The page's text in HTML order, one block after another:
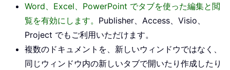
Word、Excel、PowerPoint でタブを使った編集と閲
覧を有効にします。 Publisher、Access、Visio、
Project でもご利用いただけます。
複数のドキュメントを、新しいウィンドウではなく、
同じウィンドウ内の新しいタブで開いたり作成したり